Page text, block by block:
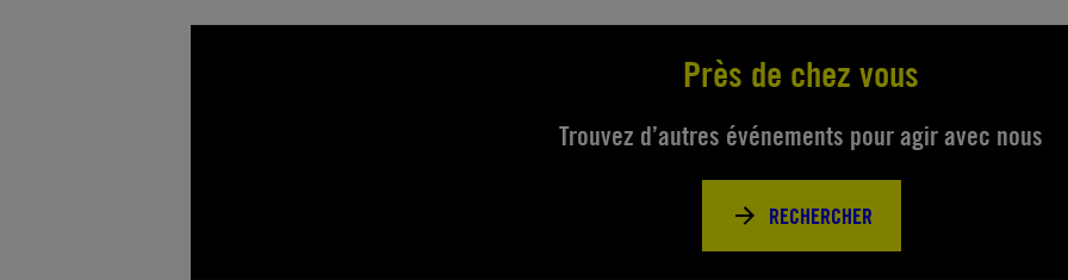
Près de chez vous
Trouvez d’autres événements pour agir avec nous
RECHERCHER